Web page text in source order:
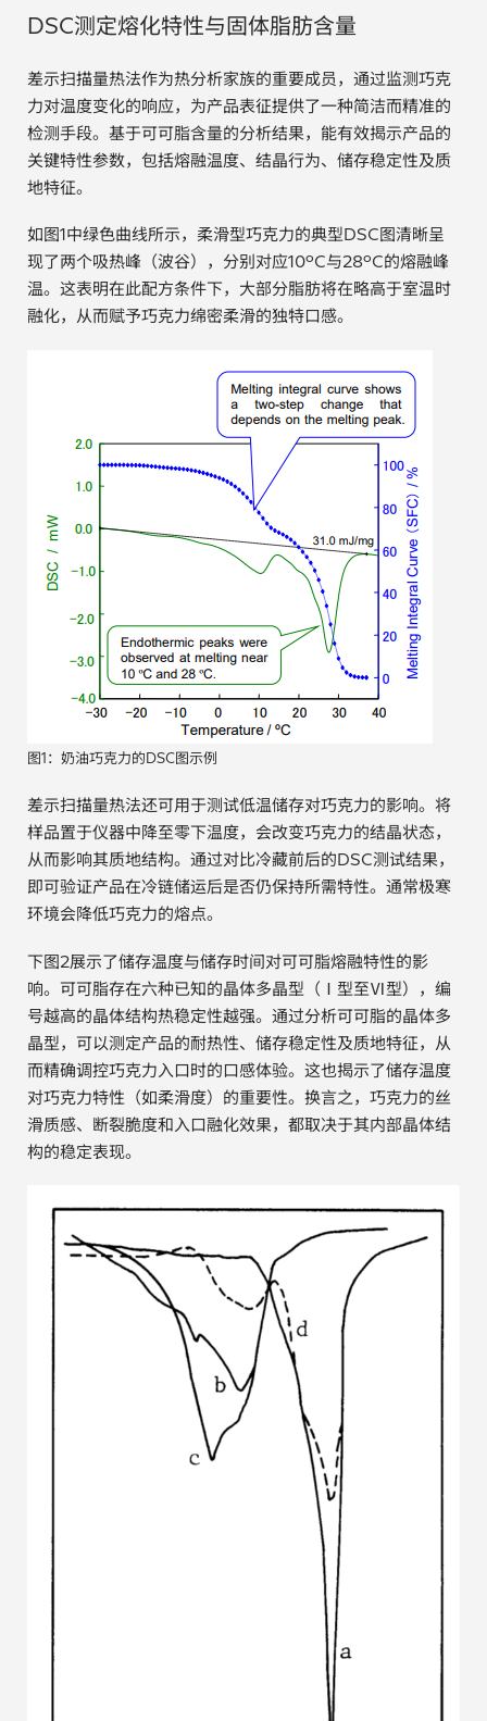
考古
聚合物和塑料
制药
食品
电池
汽车
DSC测定熔化特性与固体脂肪含量
差示扫描量热法作为热分析家族的重要成员，通过监测巧克
力对温度变化的响应，为产品表征提供了一种简洁而精准的
检测手段。基于可可脂含量的分析结果，能有效揭示产品的
关键特性参数，包括熔融温度、结晶行为、储存稳定性及质
地特征。
如图1中绿色曲线所示，柔滑型巧克力的典型DSC图清晰呈
现了两个吸热峰（波谷），分别对应10ºC与28ºC的熔融峰
温。这表明在此配方条件下，大部分脂肪将在略高于室温时
融化，从而赋予巧克力绵密柔滑的独特口感。
图1：奶油巧克力的DSC图示例
差示扫描量热法还可用于测试低温储存对巧克力的影响。将
样品置于仪器中降至零下温度，会改变巧克力的结晶状态，
从而影响其质地结构。通过对比冷藏前后的DSC测试结果，
即可验证产品在冷链储运后是否仍保持所需特性。通常极寒
环境会降低巧克力的熔点。
下图2展示了储存温度与储存时间对可可脂熔融特性的影
响。可可脂存在六种已知的晶体多晶型（Ⅰ型至Ⅵ型），编
号越高的晶体结构热稳定性越强。通过分析可可脂的晶体多
晶型，可以测定产品的耐热性、储存稳定性及质地特征，从
而精确调控巧克力入口时的口感体验。这也揭示了储存温度
对巧克力特性（如柔滑度）的重要性。换言之，巧克力的丝
滑质感、断裂脆度和入口融化效果，都取决于其内部晶体结
构的稳定表现。